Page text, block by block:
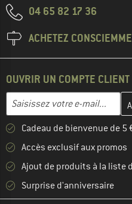
04 65 82 17 36
ACHETEZ
OUVRIR UN COMPTE CLIENT
Adresse e-mail
Entrez votre adresse e-mail
Cadeau de bienvenue de 5
Accès exclusif aux promos
Ajout de produits à la liste
Surprise d'anniversaire